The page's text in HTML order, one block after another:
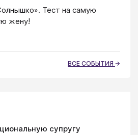
Тест на самую
жену!
ВСЕ СОБЫТИЯ
супругу